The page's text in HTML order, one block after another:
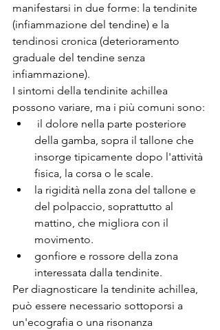
manifestarsi in due forme: la tendinite
(infiammazione del tendine) e la
tendinosi cronica (deterioramento
graduale del tendine senza
infiammazione).
I sintomi della tendinite achillea
possono variare, ma i più comuni sono:
della gamba, sopra il tallone che
insorge tipicamente dopo l'attività
fisica, la corsa o le scale.
la rigidità nella zona del tallone e
del polpaccio, soprattutto al
mattino, che migliora con il
movimento.
gonfiore e rossore della zona
interessata dalla tendinite.
Per diagnosticare la tendinite achillea,
può essere necessario sottoporsi a
un'ecografia o una risonanza